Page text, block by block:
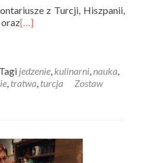
z Turcji, Hiszpanii,
[…]
Tagi jedzenie, kulinarni,nauka,
, tratwa, turcja
Zostaw